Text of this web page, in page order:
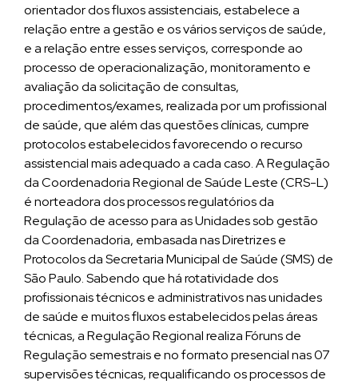
orientador dos fluxos assistenciais, estabelece a
relação entre a gestão e os vários serviços de saúde,
e a relação entre esses serviços, corresponde ao
processo de operacionalização, monitoramento e
avaliação da solicitação de consultas,
procedimentos/exames, realizada por um profissional
de saúde, que além das questões clínicas, cumpre
protocolos estabelecidos favorecendo o recurso
assistencial mais adequado a cada caso. A Regulação
da Coordenadoria Regional de Saúde Leste (CRS-L)
é norteadora dos processos regulatórios da
Regulação de acesso para as Unidades sob gestão
da Coordenadoria, embasada nas Diretrizes e
Protocolos da Secretaria Municipal de Saúde (SMS) de
São Paulo. Sabendo que há rotatividade dos
profissionais técnicos e administrativos nas unidades
de saúde e muitos fluxos estabelecidos pelas áreas
técnicas, a Regulação Regional realiza Fóruns de
Regulação semestrais e no formato presencial nas 07
supervisões técnicas, requalificando os processos de